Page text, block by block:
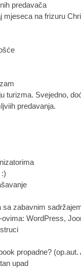
predavača
mjeseca na frizuru
turizma. Svejedno,
predavanja.
sa zabavnim
WordPress,
propadne? (op.aut.
upad